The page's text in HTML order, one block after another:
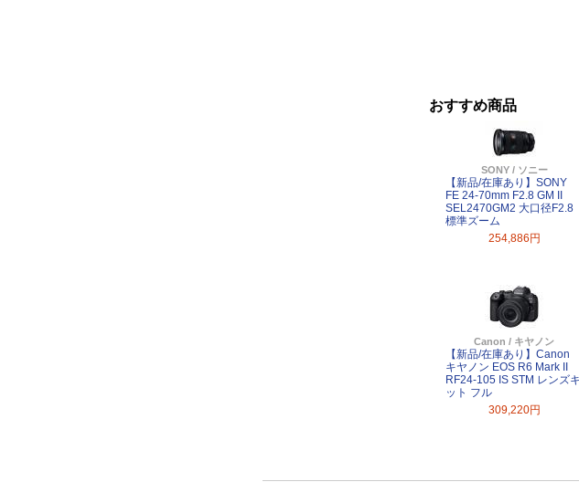
おすすめ商品
SONY / ソニー
【新品/在庫あり】SONY
FE 24-70mm F2.8 GM II
SEL2470GM2 大口径F2.8
標準ズーム
254,886円
Canon / キヤノン
【新品/在庫あり】Canon
キヤノン EOS R6 Mark II
RF24-105 IS STM レンズキ
ット フル
309,220円